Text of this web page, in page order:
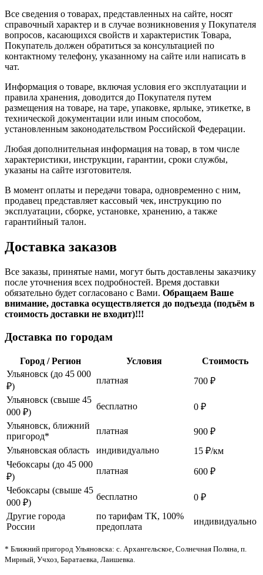
Все сведения о товарах, представленных на сайте, носят
справочный характер и в случае возникновения у Покупателя
вопросов, касающихся свойств и характеристик Товара,
Покупатель должен обратиться за консультацией по
контактному телефону, указанному на сайте или написать в
чат.
Информация о товаре, включая условия его эксплуатации и
правила хранения, доводится до Покупателя путем
размещения на товаре, на таре, упаковке, ярлыке, этикетке, в
технической документации или иным способом,
установленным законодательством Российской Федерации.
Любая дополнительная информация на товар, в том числе
характеристики, инструкции, гарантии, сроки службы,
указаны на сайте изготовителя.
В момент оплаты и передачи товара, одновременно с ним,
продавец представляет кассовый чек, инструкцию по
эксплуатации, сборке, установке, хранению, а также
гарантийный талон.
Доставка заказов
Все заказы, принятые нами, могут быть доставлены заказчику
после уточнения всех подробностей. Время доставки
обязательно будет согласовано с Вами. Обращаем Ваше
внимание, доставка осуществляется до подъезда (подъём в
стоимость доставки не входит)!!!
Доставка по городам
Город / Регион Условия
Стоимость
Ульяновск (до 45 000
₽)
платная
700 ₽
Ульяновск (свыше 45
000 ₽)
бесплатно
0 ₽
Ульяновск, ближний
пригород*
платная
900 ₽
Ульяновская область
индивидуально
15 ₽/км
Чебоксары (до 45 000
₽)
платная
600 ₽
Чебоксары (свыше 45
000 ₽)
бесплатно
0 ₽
Другие города
России
по тарифам ТК, 100%
предоплата
индивидуально
* Ближний пригород Ульяновска: с. Архангельское, Солнечная Поляна, п.
Мирный, Учхоз, Баратаевка, Лаишевка.